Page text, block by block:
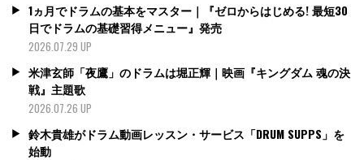
1ヵ月でドラムの基本をマスター｜『ゼロからはじめる! 最短30
日でドラムの基礎習得メニュー』発売
2026.07.29 UP
米津玄師「夜鷹」のドラムは堀正輝｜映画『キングダム 魂の決
戦』主題歌
2026.07.26 UP
鈴木貴雄がドラム動画レッスン・サービス「DRUM SUPPS」を
始動